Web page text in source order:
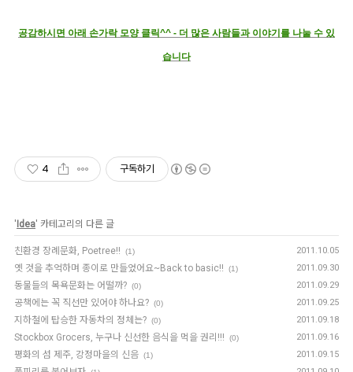
공감하시면 아래 손가락 모양 클릭^^ - 더 많은 사람들과 이야기를 나눌 수 있
습니다
4 구독하기
'Idea' 카테고리의 다른 글
친환경 장례문화, Poetree!! (1) 2011.10.05
옛 것을 추억하며 종이로 만들었어요~Back to basic!! (1) 2011.09.30
동물들의 목욕문화는 어떨까? (0) 2011.09.29
공책에는 꼭 직선만 있어야 하나요? (0) 2011.09.25
지하철에 탑승한 자동차의 정체는? (0) 2011.09.18
Stockbox Grocers, 누구나 신선한 음식을 먹을 권리!!! (0) 2011.09.16
평화의 섬 제주, 강정마을의 신음 (1) 2011.09.15